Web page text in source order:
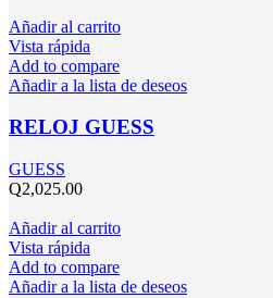
Añadir al carrito
Vista rápida
Add to compare
Añadir a la lista de deseos
RELOJ GUESS
GUESS
Q2,025.00
Añadir al carrito
Vista rápida
Add to compare
Añadir a la lista de deseos